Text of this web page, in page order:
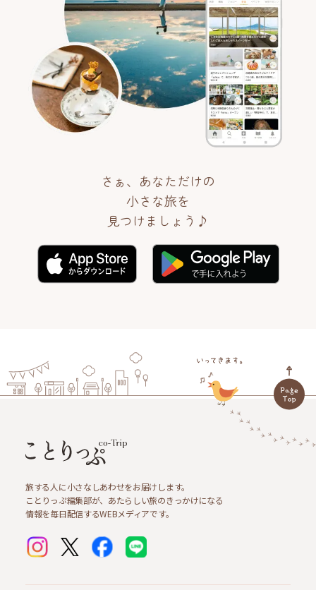
さぁ、あなただけの
小さな旅を
見つけましょう♪
旅する人に小さなしあわせをお届けします。
ことりっぷ編集部が、あたらしい旅のきっかけになる
情報を毎日配信するWEBメディアです。